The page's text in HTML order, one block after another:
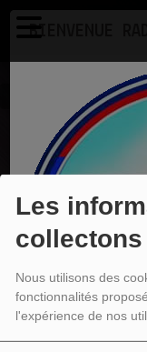
Les
collectons
Nous utilisons des
fonctionnalités
l'expérience de nos
Equipes
EN CE
BIENVENUE